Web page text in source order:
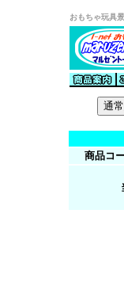
おもちゃ玩具
商品コ